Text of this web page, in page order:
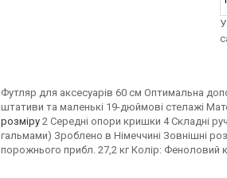
Футляр для аксесуарів 60 см Оптимальна
штативи та маленькі 19-дюймові стелажі
розміру 2 Середні опори кришки 4 Складні
гальмами) Зроблено в Німеччині Зовнішні
порожнього прибл. 27,2 кг Колір: Феноловий